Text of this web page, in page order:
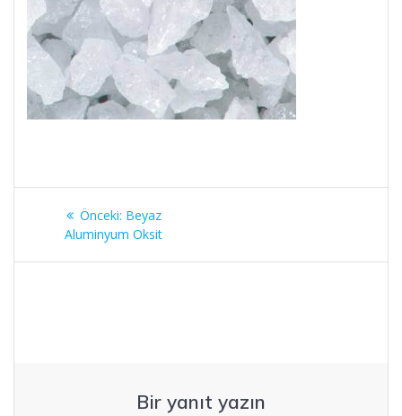
Yazı
gezinmesi
Önceki: Önceki
yazı:
Beyaz
Aluminyum Oksit
Bir yanıt yazın